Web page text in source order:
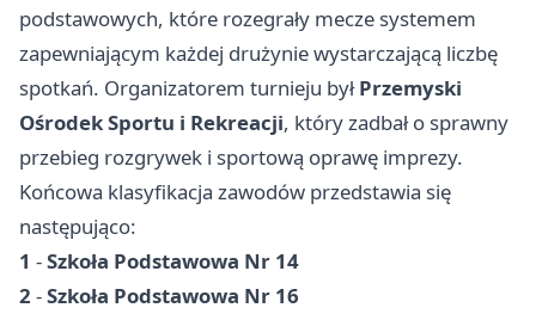
podstawowych, które rozegrały mecze systemem
zapewniającym każdej drużynie wystarczającą liczbę
spotkań. Organizatorem turnieju byłPrzemyski
Ośrodek Sportu i Rekreacji, który zadbał o sprawny
przebieg rozgrywek i sportową oprawę imprezy.
Końcowa klasyfikacja zawodów przedstawia się
następująco:
1 -Szkoła Podstawowa Nr 14
2 -Szkoła Podstawowa Nr 16